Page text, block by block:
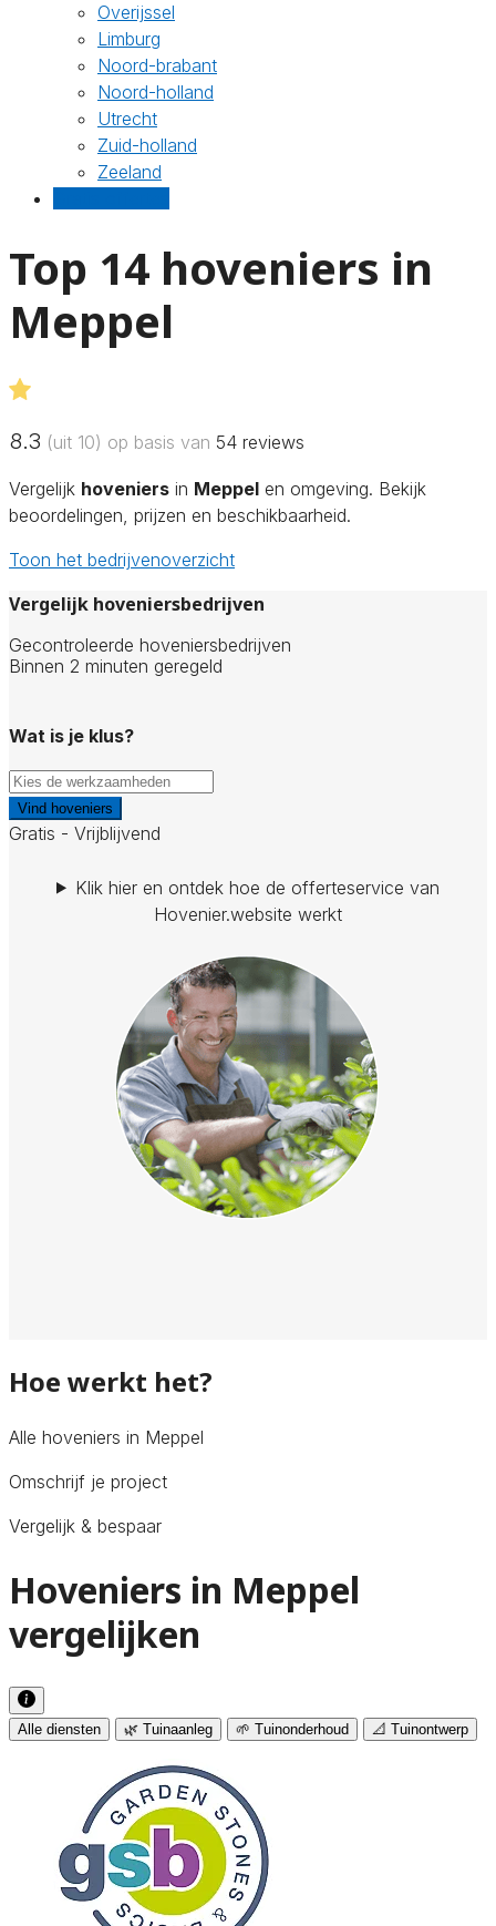
Overijssel
Limburg
Noord-brabant
Noord-holland
Utrecht
Zuid-holland
Zeeland
Top 14 hoveniers in
Meppel
8.3 (uit 10) op basis van 54 reviews
Vergelijk hoveniers in Meppel en omgeving. Bekijk
beoordelingen, prijzen en beschikbaarheid.
Toon het bedrijvenoverzicht
Vergelijk hoveniersbedrijven
Gecontroleerde hoveniersbedrijven
Binnen 2 minuten geregeld
Wat is je klus?
Vind hoveniers
Gratis - Vrijblijvend
Klik hier en ontdek hoe de offerteservice van
Hovenier.website werkt
Hoe werkt het?
Alle hoveniers in Meppel
Omschrijf je project
Vergelijk & bespaar
Hoveniers in Meppel
vergelijken
Alle diensten 🌿 Tuinaanleg 🌱 Tuinonderhoud 📐 Tuinontwerp